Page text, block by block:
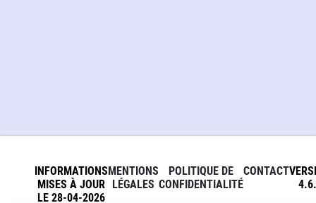
INFORMATIONS
MISES À JOUR
LE 28-04-2026
MENTIONS
LÉGALES
POLITIQUE DE
CONFIDENTIALITÉ
CONTACT